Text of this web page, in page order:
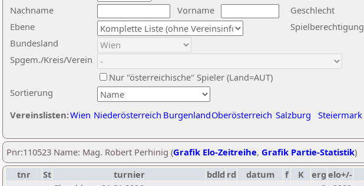
Nachname
Vorname
Ebene
Sortierung
Bundesland
Spgem./Kreis/Verein
Geschlecht
Nur "österreichische" Spieler (Land=AUT)
Spielberechtigung
Vereinslisten:Wien Niederösterreich BurgenlandOberösterreich Salzburg Steiermark
Pnr:110523 Name: Mag. Robert Perhinig (Grafik Elo-Zeitreihe, Grafik Partie-Statistik)
tnr
St turnier bdld rd datum f K erg elo+/-